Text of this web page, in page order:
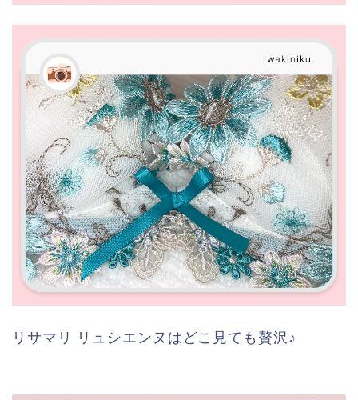
リサマリ リュシエンヌはどこ見ても贅沢♪